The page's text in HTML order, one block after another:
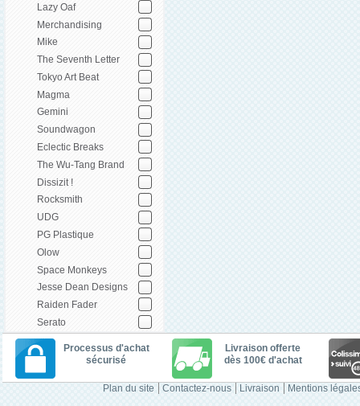
Lazy Oaf
Merchandising
Mike
The Seventh Letter
Tokyo Art Beat
Magma
Gemini
Soundwagon
Eclectic Breaks
The Wu-Tang Brand
Dissizit !
Rocksmith
UDG
PG Plastique
Olow
Space Monkeys
Jesse Dean Designs
Raiden Fader
Serato
Processus d'achat
sécurisé
Livraison offerte
dès 100€ d'achat
Plan du site Contactez-nous Livraison Mentions